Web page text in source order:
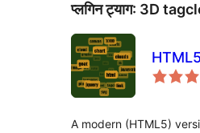
प्लगिन ट्याग: 3D
A modern (HTML5)